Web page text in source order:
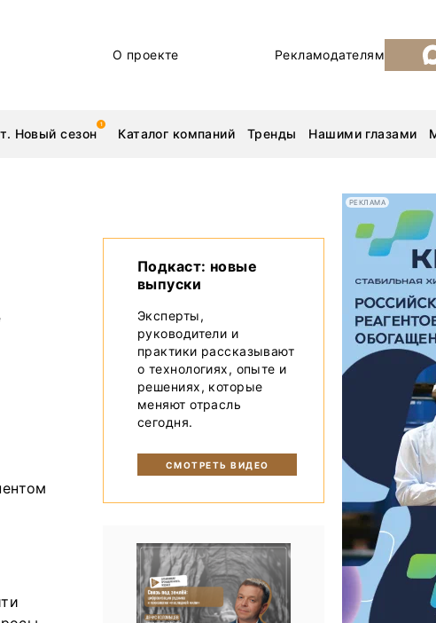
О проекте Рекламодателям
Новый сезон Каталог компаний Тренды Нашими глазами
| Репортажи с предприятий
Уголь России и
MiningWorld Russia
ДП Подкаст. Новый
Рудник 2025
MiningWorld Russia 2025
Уголь России и Майнинг
Рудник 2024 | Обзор
В помощь шахтёру 2024
Уголь России и Майнинг
Mining World Russia 2024
Подкаст: новые
выпуски
Эксперты,
руководители и
практики рассказывают
о технологиях, опыте и
решениях, которые
меняют отрасль
сегодня.
СМОТРЕТЬ ВИДЕО
РЕКЛАМА